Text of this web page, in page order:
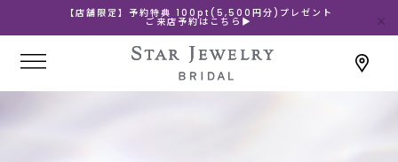
【店舗限定】予約特典 100pt(5,500円分)プレゼント
ご来店予約はこちら▶